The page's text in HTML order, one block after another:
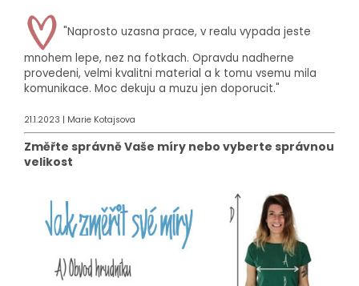
"Naprosto uzasna prace, v realu vypada jeste
mnohem lepe, nez na fotkach. Opravdu nadherne
provedeni, velmi kvalitni material a k tomu vsemu mila
komunikace. Moc dekuju a muzu jen doporucit."
21.1.2023 | Marie Kotajsova
Změřte správně Vaše míry nebo vyberte správnou
velikost